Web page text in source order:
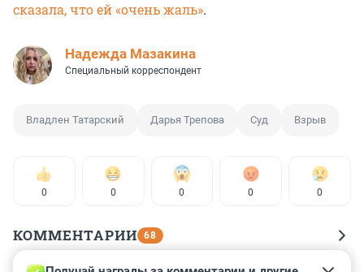
сказала, что ей «очень жаль».
Надежда Мазакина
Специальный корреспондент
Владлен Татарский Дарья Трепова Суд Взрыв
0 0 0 0 0
КОММЕНТАРИИ 68